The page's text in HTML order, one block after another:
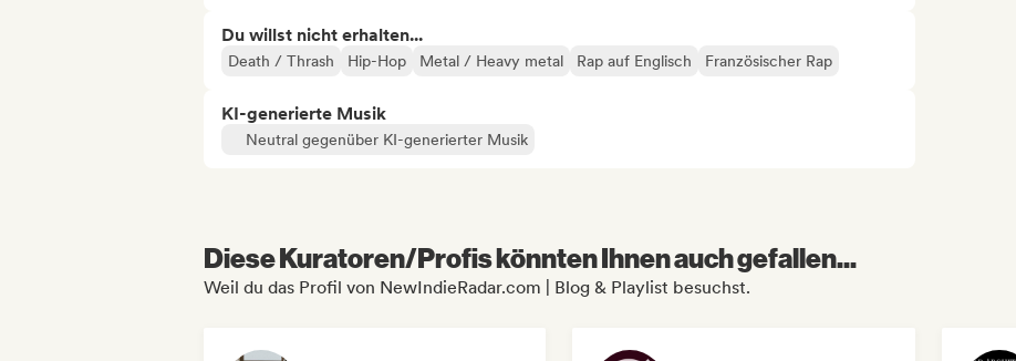
Du willst nicht erhalten...
Death / Thrash Hip-Hop Metal / Heavy metal Rap auf Englisch Französischer Rap
KI-generierte Musik
Neutral gegenüber KI-generierter Musik
Diese Kuratoren/Profis könnten Ihnen auch gefallen...
Weil du das Profil von NewIndieRadar.com | Blog & Playlist besuchst.